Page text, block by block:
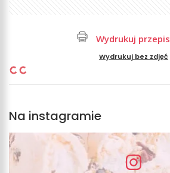
Wydrukuj przepis
Wydrukuj bez zdjęć
Na instagramie